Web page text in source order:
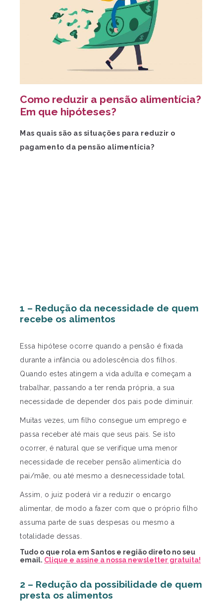
Como reduzir a pensão alimentícia?
Em que hipóteses?
Mas quais são as situações para reduzir o
pagamento da pensão alimentícia?
1 – Redução da necessidade de quem
recebe os alimentos
Essa hipótese ocorre quando a pensão é fixada
durante a infância ou adolescência dos filhos.
Quando estes atingem a vida adulta e começam a
trabalhar, passando a ter renda própria, a sua
necessidade de depender dos pais pode diminuir.
Muitas vezes, um filho consegue um emprego e
passa receber até mais que seus pais. Se isto
ocorrer, é natural que se verifique uma menor
necessidade de receber pensão alimentícia do
pai/mãe, ou até mesmo a desnecessidade total.
Assim, o juiz poderá vir a reduzir o encargo
alimentar, de modo a fazer com que o próprio filho
assuma parte de suas despesas ou mesmo a
totalidade dessas.
Tudo o que rola em Santos e região direto no seu
email. Clique e assine a nossa newsletter gratuita!
2 – Redução da possibilidade de quem
presta os alimentos